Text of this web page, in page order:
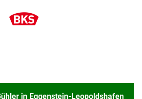
in Eggenstein-Leopoldshafen